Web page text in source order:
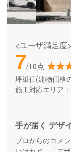
<ユーザ満足度>
7/10点
坪単価(建物価格
施工対応エリア：
手が届く デザ
プロからのコメン